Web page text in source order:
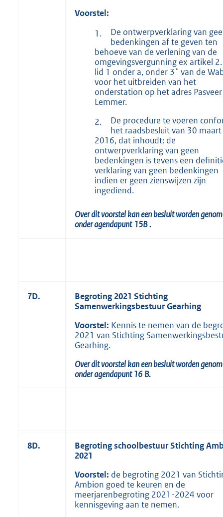
Voorstel:
1.
De ontwerpverklaring van
bedenkingen af te geven ten
behoeve van de verlening van de
omgevingsvergunning ex artikel
lid 1 onder a, onder 3˚ van de
voor het uitbreiden van het
onderstation op het adres
Lemmer.
2.
De procedure te voeren
het raadsbesluit van 30 maart
2016, dat inhoudt: de
ontwerpverklaring van geen
bedenkingen is tevens een
verklaring van geen bedenkingen
indien er geen zienswijzen zijn
ingediend.
Over dit voorstel kan een besluit worden
onder agendapunt 15B.
7D.
Begroting 2021 Stichting
Samenwerkingsbestuur Gearhing
Voorstel: Kennis te nemen van de
2021 van Stichting
Gearhing.
Over dit voorstel kan een besluit worden
onder agendapunt16 B.
8D.
Begroting schoolbestuur Stichting
2021
Voorstel: de begroting 2021 van
Ambion goed te keuren en de
meerjarenbegroting 2021-2024 voor
kennisgeving aan te nemen.